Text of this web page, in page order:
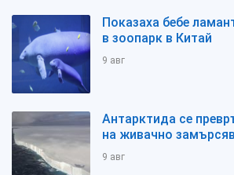
Показаха бебе
в зоопарк в Китай
9 авг
Антарктида се
на живачно
9 авг